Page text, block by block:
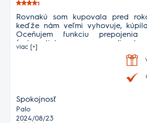
Rovnakú som kupovala pred
keďže nám veľmi vyhovuje,
Oceňujem funkciu prepojenia
(automaticky sa zapne
varenie) a taktiež
Celkovo super za primeranú cenu.
viac [+]
Spokojnosť
Palo
2024/08/23